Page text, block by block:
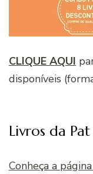
CLIQUE AQUI
disponíveis
Livros da
Conheça a